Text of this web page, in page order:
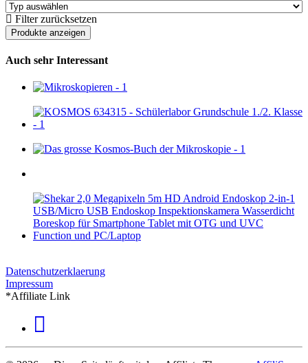
Filter zurücksetzen
Auch sehr Interessant
Datenschutzerklaerung
Impressum
*Affiliate Link